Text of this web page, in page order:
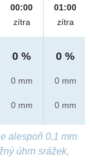
00:00
zítra
0 %
0 mm
0 mm
01:00
zítra
0 %
0 mm
0 mm
alespoň 0,1 mm
úhrn srážek,